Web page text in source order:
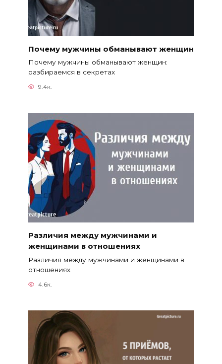
Почему мужчины обманывают женщин
Почему мужчины обманывают женщин:
разбираемся в секретах
9.4к.
Различия между мужчинами и
женщинами в отношениях
Различия между мужчинами и женщинами в
отношениях
4.6к.